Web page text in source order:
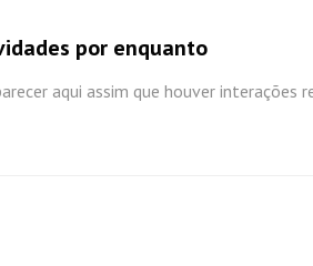
por enquanto
aqui assim que houver interações